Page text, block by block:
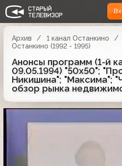
Архив 1 канал Останкино
Останкино (1992 - 1995)
Анонсы программ (1-й
09.05.1994) "50x50";
Никишина"; "Максима";
обзор рынка